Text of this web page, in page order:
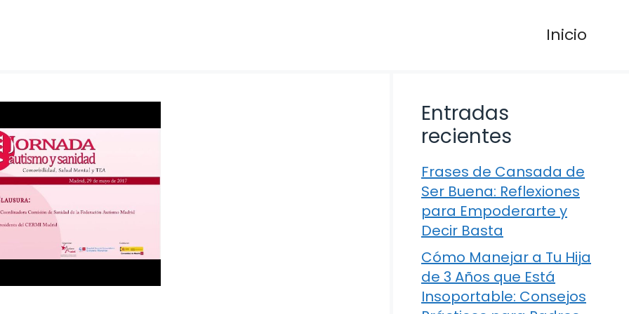
Inicio
Entradas
recientes
Frases de Cansada de
Ser Buena: Reflexiones
para Empoderarte y
Decir Basta
Cómo Manejar a Tu Hija
de 3 Años que Está
Insoportable: Consejos